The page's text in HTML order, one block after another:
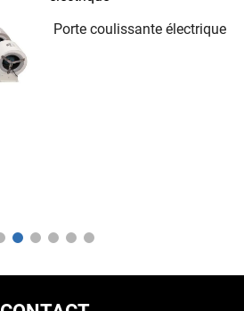
Porte coulissante électrique